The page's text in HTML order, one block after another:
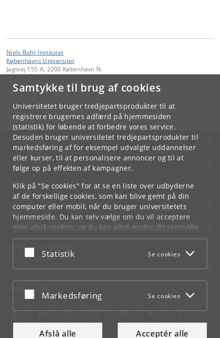
Samtykke til brug af cookies
Universitetet bruger tredjepartsprodukter til at
registrere brugernes adfærd på hjemmesiden
(statistik) for løbende at forbedre vores service.
Desuden bruger universitetet tredjepartsprodukter til
markedsføring af for eksempel udvalgte uddannelser
eller kurser, til at personalisere annoncer og til at
følge op på effekten af kampagner.
Klik på "Se cookies" for at se en liste over udbyderne
af de forskellige cookies, som kan blive gemt på din
computer eller mobil, når du bruger universitetets
hjemmeside. Du kan selv vælge om du vil acceptere
eller afslå cookies, og du kan altid ændre dit samtykke
underCookie- og privatlivspolitiksom du finder i
bunden af hver side.
Acceptér eller afslå
Statistik Se cookies
Acceptér eller afslå
Markedsføring Se cookies
Afslå alle Acceptér alle
Niels Bohr Institutet
Københavns Universitet
Jagtvej 155 A, 2200 København N.
Kontakt:
Peter Laursen
spoerg.om.fysik@ nbi.ku.dk
KØBENHAVNS UNIVERSITET
KONTAKT
SERVICES
FOR STUDERENDE OG ANSATTE
JOB OG KARRIERE
NØDSITUATIONER
WEB
MØD KU PÅ